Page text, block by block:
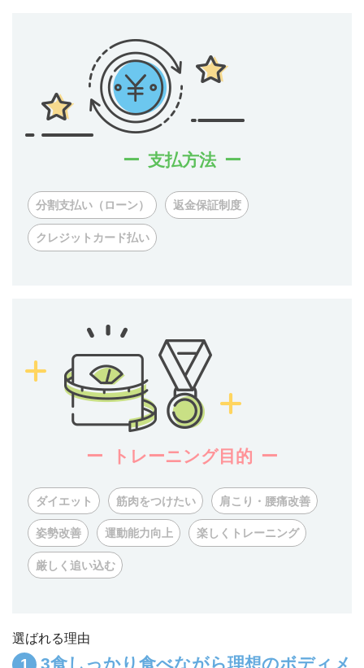
支払方法
分割支払い（ローン） 返金保証制度
クレジットカード払い
トレーニング目的
ダイエット 筋肉をつけたい 肩こり・腰痛改善
姿勢改善 運動能力向上 楽しくトレーニング
厳しく追い込む
選ばれる理由
3食しっかり食べながら理想のボディメ